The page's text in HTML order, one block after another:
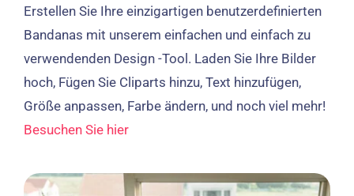
Erstellen Sie Ihre einzigartigen benutzerdefinierten
Bandanas mit unserem einfachen und einfach zu
verwendenden Design -Tool. Laden Sie Ihre Bilder
hoch, Fügen Sie Cliparts hinzu, Text hinzufügen,
Größe anpassen, Farbe ändern, und noch viel mehr!
Besuchen Sie hier